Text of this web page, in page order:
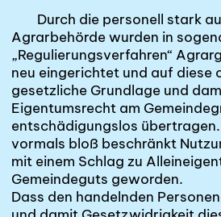
Durch die personell stark
Agrarbehörde wurden in
„Regulierungsverfahren“
neu eingerichtet und auf diese
gesetzliche Grundlage und
Eigentumsrecht am
entschädigungslos
vormals bloß beschränkt
mit einem Schlag zu
Gemeindeguts geworden.
Dass den handelnden